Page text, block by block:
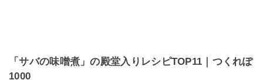
「サバの味噌煮」の殿堂入りレシピTOP11｜つくれぽ
1000